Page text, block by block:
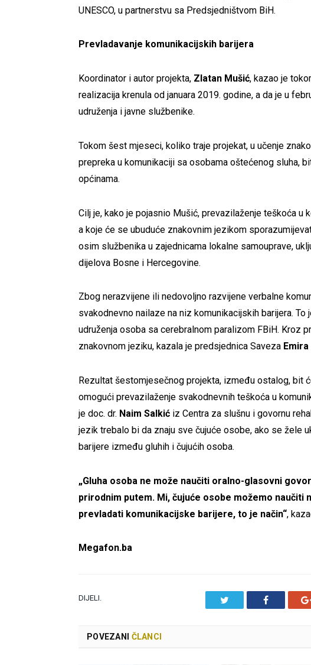
UNESCO, u partnerstvu sa Predsjedništvom BiH.
Prevladavanje komunikacijskih barijera
Koordinator i autor projekta, Zlatan Mušić, kazao je
realizacija krenula od januara 2019. godine, a da je u
udruženja i javne službenike.
Tokom šest mjeseci, koliko traje projekat, u učenje
prepreka u komunikaciji sa osobama oštećenog sluha,
općinama.
Cilj je, kako je pojasnio Mušić, prevazilaženje teškoća
a koje će se ubuduće znakovnim jezikom
osim službenika u zajednicama lokalne samouprave,
dijelova Bosne i Hercegovine.
Zbog nerazvijene ili nedovoljno razvijene verbalne
svakodnevno nailaze na niz komunikacijskih barijera.
udruženja osoba sa cerebralnom paralizom FBiH. Kroz
znakovnom jeziku, kazala je predsjednica Saveza
Rezultat šestomjesečnog projekta, između ostalog, bit
omogući prevazilaženje svakodnevnih teškoća u
je doc. dr. Naim Salkić iz Centra za slušnu i govornu
jezik trebalo bi da znaju sve čujuće osobe, ako se žele
barijere između gluhih i čujućih osoba.
„Gluha osoba ne može naučiti oralno-glasovni
prirodnim putem. Mi, čujuće osobe možemo
prevladati komunikacijske barijere, to je način“,
Megafon.ba
DIJELI. Facebook
POVEZANI ČLANCI